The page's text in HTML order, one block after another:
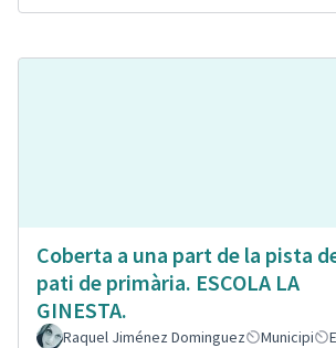
Coberta a una part de la pista
pati de primària. ESCOLA LA
GINESTA.
Raquel Jiménez Dominguez Municipi